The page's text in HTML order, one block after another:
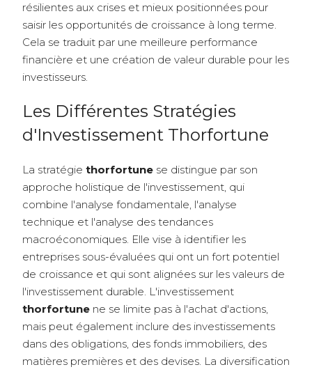
résilientes aux crises et mieux positionnées pour
saisir les opportunités de croissance à long terme.
Cela se traduit par une meilleure performance
financière et une création de valeur durable pour les
investisseurs.
Les Différentes Stratégies
d'Investissement Thorfortune
La stratégie thorfortune se distingue par son
approche holistique de l'investissement, qui
combine l'analyse fondamentale, l'analyse
technique et l'analyse des tendances
macroéconomiques. Elle vise à identifier les
entreprises sous-évaluées qui ont un fort potentiel
de croissance et qui sont alignées sur les valeurs de
l'investissement durable. L'investissement
thorfortune ne se limite pas à l'achat d'actions,
mais peut également inclure des investissements
dans des obligations, des fonds immobiliers, des
matières premières et des devises. La diversification